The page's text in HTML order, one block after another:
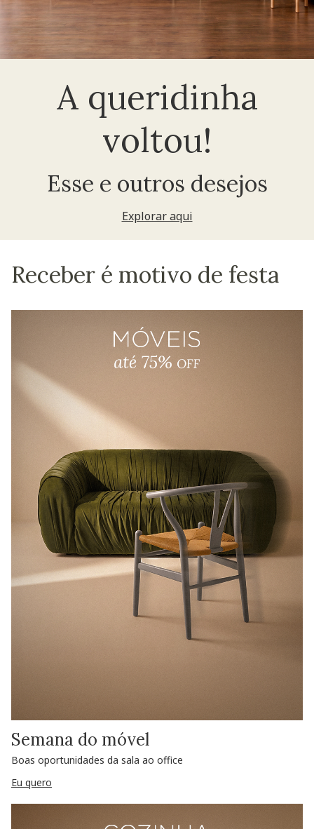
A queridinha
voltou!
Esse e outros desejos
Explorar aqui
Receber é motivo de festa
Semana do móvel
Boas oportunidades da sala ao office
Eu quero